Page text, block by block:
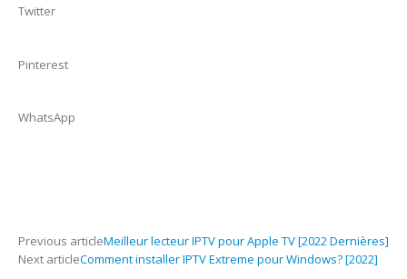
Twitter
Pinterest
WhatsApp
Previous articleMeilleur lecteur IPTV pour Apple TV [2022 Dernières]
Next articleComment installer IPTV Extreme pour Windows? [2022]